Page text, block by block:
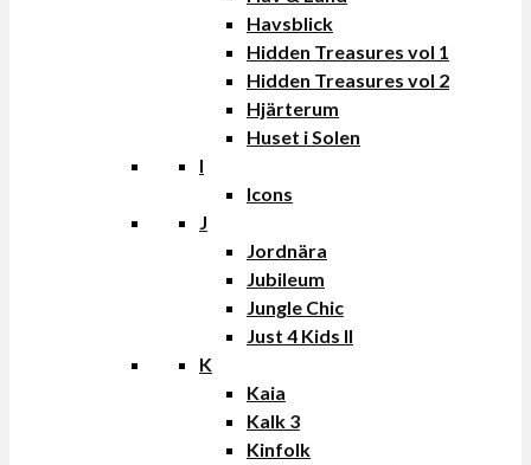
Havsblick
Hidden Treasures vol 1
Hidden Treasures vol 2
Hjärterum
Huset i Solen
I
Icons
J
Jordnära
Jubileum
Jungle Chic
Just 4 Kids II
K
Kaia
Kalk 3
Kinfolk